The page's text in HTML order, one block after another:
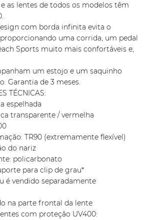
as lentes de todos os modelos têm
com borda infinita evita o
uma corrida, um pedal
Sports muito mais confortáveis e,
um estojo e um saquinho
Garantia de 3 meses.
TÉCNICAS:
espelhada
transparente / vermelha
TR90 (extremamente flexível)
do nariz
policarbonato
para clip de grau*
é vendido separadamente
na parte frontal da lente
com proteção UV400: